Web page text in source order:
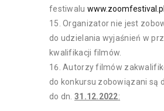
festiwalu www.zoomfestival.pl
Organizator nie jest
do udzielania wyjaśnień w
kwalifikacji filmów.
Autorzy filmów
do konkursu zobowiązani są
do dn. 31.12.2022: